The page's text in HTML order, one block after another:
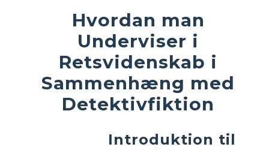
Hvordan man
Underviser i
Retsvidenskab i
Sammenhæng med
Detektivfiktion
Introduktion til